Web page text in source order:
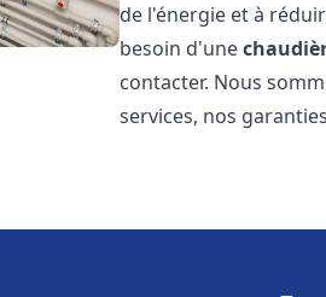
de l'énergie et à
besoin d'une
contacter. Nous
services, nos